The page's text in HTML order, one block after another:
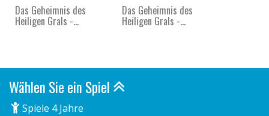
Das Geheimnis des
Heiligen Grals -...
Das Geheimnis des
Heiligen Grals -...
Wählen Sie ein Spiel
Spiele 4 Jahre